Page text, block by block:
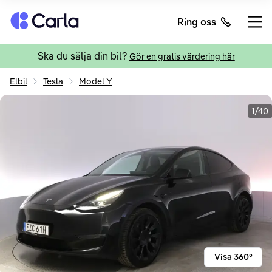
Tillbaka till startsidan Ring oss
Ska du sälja din bil? Gör en gratis värdering här
Elbil Tesla Model Y
1/40
Visa 360°